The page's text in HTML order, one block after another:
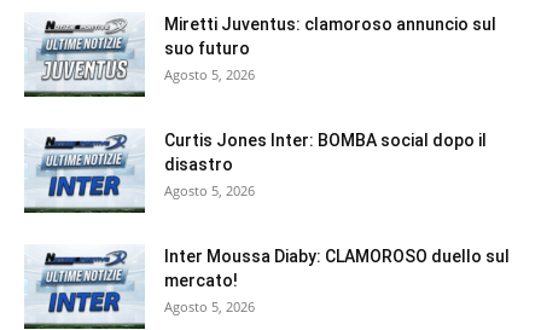
Miretti Juventus: clamoroso annuncio sul
suo futuro
Agosto 5, 2026
Curtis Jones Inter: BOMBA social dopo il
disastro
Agosto 5, 2026
Inter Moussa Diaby: CLAMOROSO duello sul
mercato!
Agosto 5, 2026